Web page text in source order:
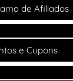
de Afiliados
e Cupons